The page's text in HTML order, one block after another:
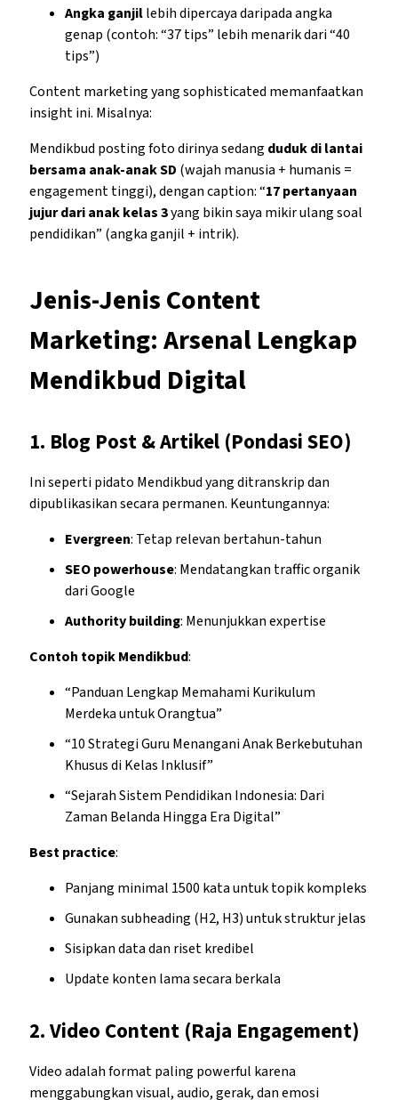
Angka ganjillebih dipercaya daripada angka
genap (contoh: “37 tips” lebih menarik dari “40
tips”)
Content marketing yang sophisticated memanfaatkan
insight ini. Misalnya:
Mendikbud posting foto dirinya sedang duduk di lantai
bersama anak-anak SD (wajah manusia + humanis =
engagement tinggi), dengan caption: “17 pertanyaan
jujur dari anak kelas 3yang bikin saya mikir ulang soal
pendidikan” (angka ganjil + intrik).
Jenis-Jenis Content
Marketing: Arsenal Lengkap
Mendikbud Digital
1. Blog Post & Artikel (Pondasi SEO)
Ini seperti pidato Mendikbud yang ditranskrip dan
dipublikasikan secara permanen. Keuntungannya:
Evergreen: Tetap relevan bertahun-tahun
SEO powerhouse: Mendatangkan traffic organik
dari Google
Authority building: Menunjukkan expertise
Contoh topik Mendikbud:
“Panduan Lengkap Memahami Kurikulum
Merdeka untuk Orangtua”
“10 Strategi Guru Menangani Anak Berkebutuhan
Khusus di Kelas Inklusif”
“Sejarah Sistem Pendidikan Indonesia: Dari
Zaman Belanda Hingga Era Digital”
Best practice:
Panjang minimal 1500 kata untuk topik kompleks
Gunakan subheading (H2, H3) untuk struktur jelas
Sisipkan data dan riset kredibel
Update konten lama secara berkala
2.Video Content (Raja Engagement)
Video adalah format paling powerful karena
menggabungkan visual, audio, gerak, dan emosi